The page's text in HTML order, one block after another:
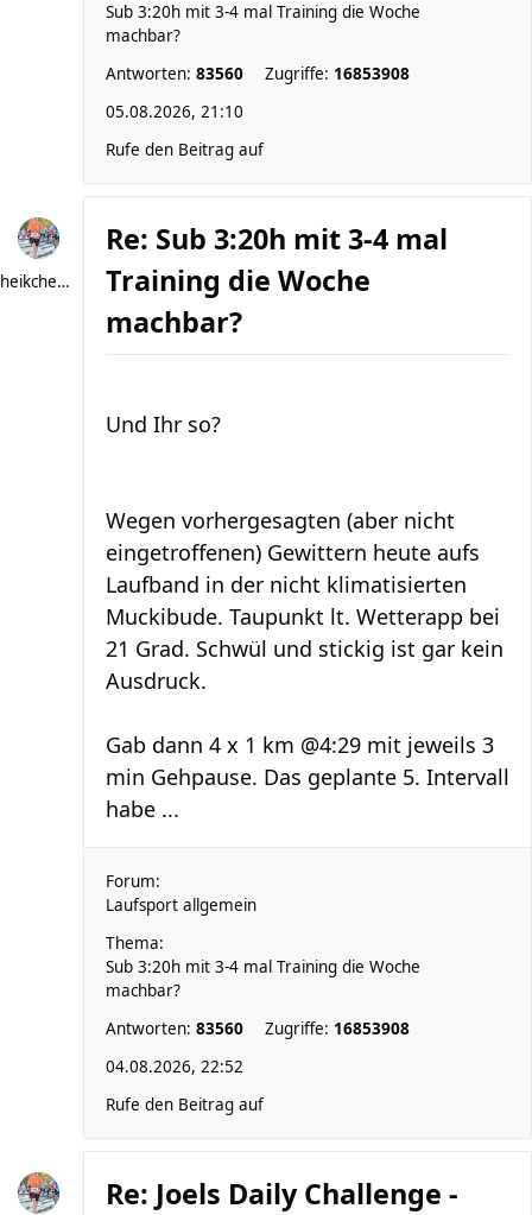
Sub 3:20h mit 3-4 mal Training die Woche
machbar?
Antworten: 83560 Zugriffe: 16853908
05.08.2026, 21:10
Rufe den Beitrag auf
heikchen007
Re: Sub 3:20h mit 3-4 mal
Training die Woche
machbar?
Und Ihr so?
Wegen vorhergesagten (aber nicht
eingetroffenen) Gewittern heute aufs
Laufband in der nicht klimatisierten
Muckibude. Taupunkt lt. Wetterapp bei
21 Grad. Schwül und stickig ist gar kein
Ausdruck.
Gab dann 4 x 1 km @4:29 mit jeweils 3
min Gehpause. Das geplante 5. Intervall
habe ...
Forum:
Laufsport allgemein
Thema:
Sub 3:20h mit 3-4 mal Training die Woche
machbar?
Antworten: 83560 Zugriffe: 16853908
04.08.2026, 22:52
Rufe den Beitrag auf
Re: Joels Daily Challenge -